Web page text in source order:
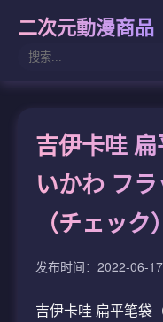
二次元動漫商品
吉伊卡哇
いかわ フ
（チェック）
发布时间：2022-06-17
吉伊卡哇 扁平笔袋